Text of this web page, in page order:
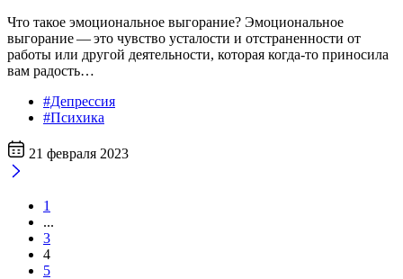
Что такое эмоциональное выгорание? Эмоциональное
выгорание — это чувство усталости и отстраненности от
работы или другой деятельности, которая когда-то приносила
вам радость…
#Депрессия
#Психика
21 февраля 2023
1
...
3
4
5